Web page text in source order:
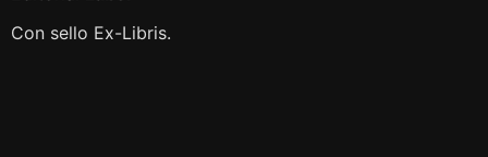
Con sello Ex-Libris.